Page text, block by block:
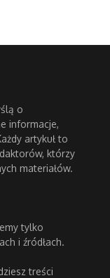
o
informacje,
artykuł to
którzy
materiałów.
tylko
i źródłach.
treści